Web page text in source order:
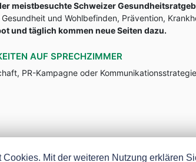
meistbesuchte Schweizer
und Wohlbefinden, Prävention,
und täglich kommen neue Seiten dazu.
AUF SPRECHZIMMER
PR-Kampagne oder
Mit der weiteren Nutzung erklären